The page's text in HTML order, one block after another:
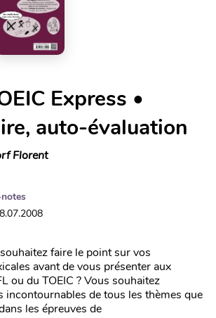
Express •
auto-évaluation
Florent
faire le point sur vos
avant de vous présenter aux
ou du TOEIC ? Vous souhaitez
incontournables de tous les thèmes que
les épreuves de